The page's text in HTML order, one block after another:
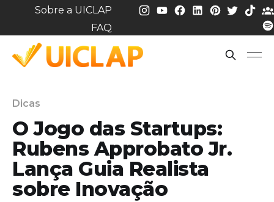
Sobre a UICLAP
FAQ
Dicas
O Jogo das Startups:
Rubens Approbato Jr.
Lança Guia Realista
sobre Inovação